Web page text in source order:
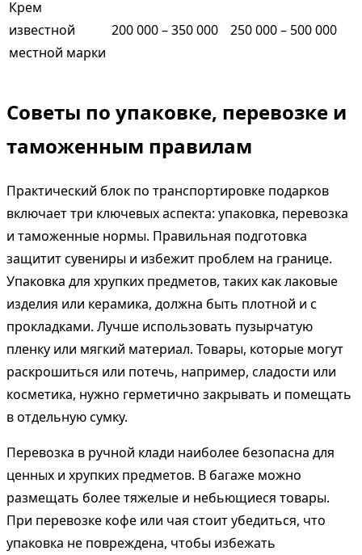
Крем
известной
местной марки
200 000 – 350 000 250 000 – 500 000
Советы по упаковке, перевозке и
таможенным правилам
Практический блок по транспортировке подарков
включает три ключевых аспекта: упаковка, перевозка
и таможенные нормы. Правильная подготовка
защитит сувениры и избежит проблем на границе.
Упаковка для хрупких предметов, таких как лаковые
изделия или керамика, должна быть плотной и с
прокладками. Лучше использовать пузырчатую
пленку или мягкий материал. Товары, которые могут
раскрошиться или потечь, например, сладости или
косметика, нужно герметично закрывать и помещать
в отдельную сумку.
Перевозка в ручной клади наиболее безопасна для
ценных и хрупких предметов. В багаже можно
размещать более тяжелые и небьющиеся товары.
При перевозке кофе или чая стоит убедиться, что
упаковка не повреждена, чтобы избежать